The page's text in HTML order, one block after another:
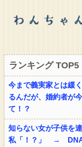
ランキング TOP5
今まで義実家とは緩
るんだが、婚約者が
て！？
知らない女が子供を
私「！？」 → DNA